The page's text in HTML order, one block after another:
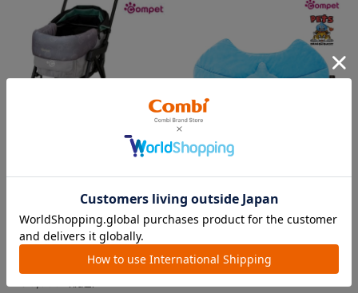
コムペット リバーシブルコン
裏面は接触冷感生地で暑い季
節も快適！ペットカートをお
しゃれに・かわいく・かっこ
DRAGON QUEST PETs コン
フォートクッション スライム
【コムペット ペットカート
用】
愛車の目印に！ふわふわ生地